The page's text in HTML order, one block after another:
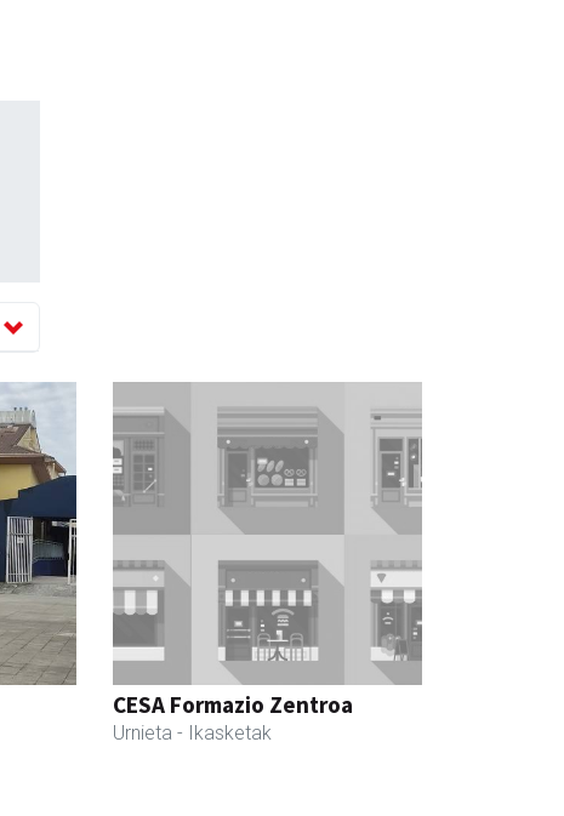
CESA Formazio Zentroa
Urnieta - Ikasketak